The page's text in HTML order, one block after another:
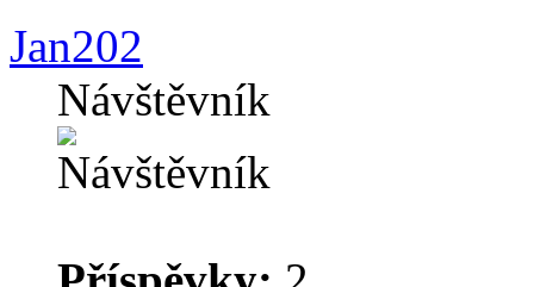
Jan202
Návštěvník